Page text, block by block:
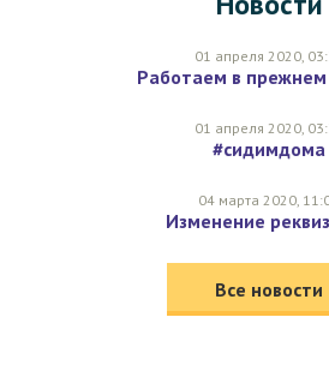
01 апреля 2020,
Работаем в
01 апреля 2020,
#сидимдома
04 марта 2020,
Изменение
Все новости